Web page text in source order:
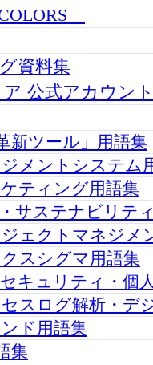
」
資料集
公式アカウント
新ツール」用語集
メントシステム
ティング用語集
サステナビリテ
ェクトマネジメ
スシグマ用語集
キュリティ・個
スログ解析・デ
ド用語集
集